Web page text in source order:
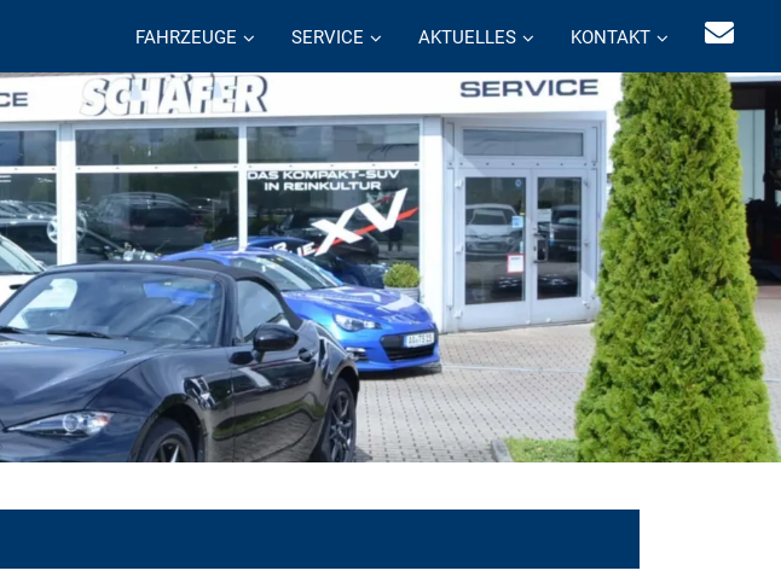
FAHRZEUGE SERVICE AKTUELLES KONTAKT